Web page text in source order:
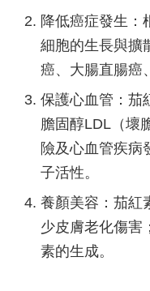
降低癌症發生：
細胞的生長與擴
癌、大腸直腸癌
保護心血管：茄
膽固醇LDL（壞
險及心血管疾病
子活性。
養顏美容：茄紅
少皮膚老化傷害
素的生成。